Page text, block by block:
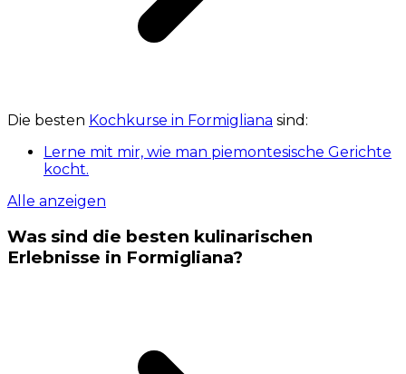
Die besten Kochkurse in Formigliana sind:
Lerne mit mir, wie man piemontesische Gerichte
kocht.
Alle anzeigen
Was sind die besten kulinarischen
Erlebnisse in Formigliana?